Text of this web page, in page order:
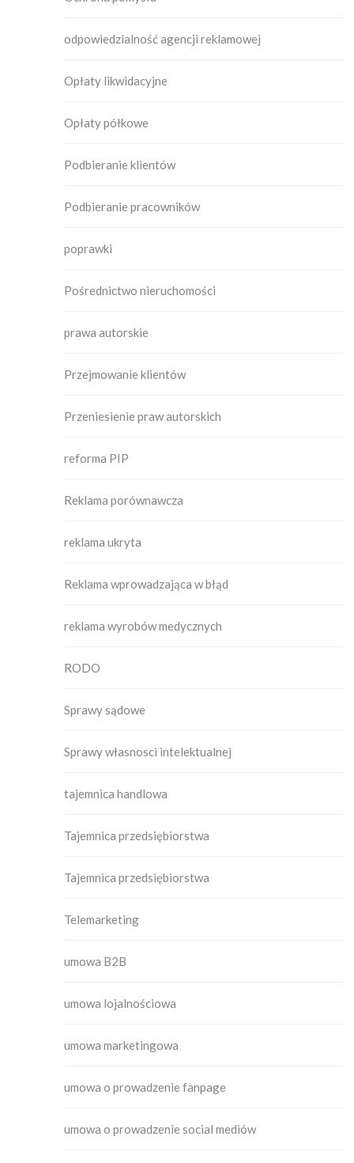
odpowiedzialność agencji reklamowej
Opłaty likwidacyjne
Opłaty półkowe
Podbieranie klientów
Podbieranie pracowników
poprawki
Pośrednictwo nieruchomości
prawa autorskie
Przejmowanie klientów
Przeniesienie praw autorskich
reforma PIP
Reklama porównawcza
reklama ukryta
Reklama wprowadzająca w błąd
reklama wyrobów medycznych
RODO
Sprawy sądowe
Sprawy własnosci intelektualnej
tajemnica handlowa
Tajemnica przedsiębiorstwa
Tajemnica przedsiębiorstwa
Telemarketing
umowa B2B
umowa lojalnościowa
umowa marketingowa
umowa o prowadzenie fanpage
umowa o prowadzenie social mediów